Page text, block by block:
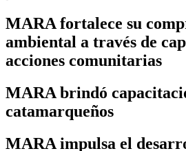
MARA fortalece su
ambiental a través de
acciones comunitarias
MARA brindó
catamarqueños
MARA impulsa el